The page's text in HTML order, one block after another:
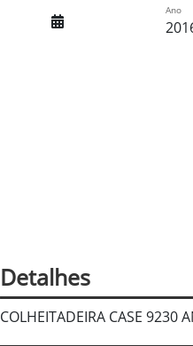
Ano
Detalhes
COLHEITADEIRA CASE 9230